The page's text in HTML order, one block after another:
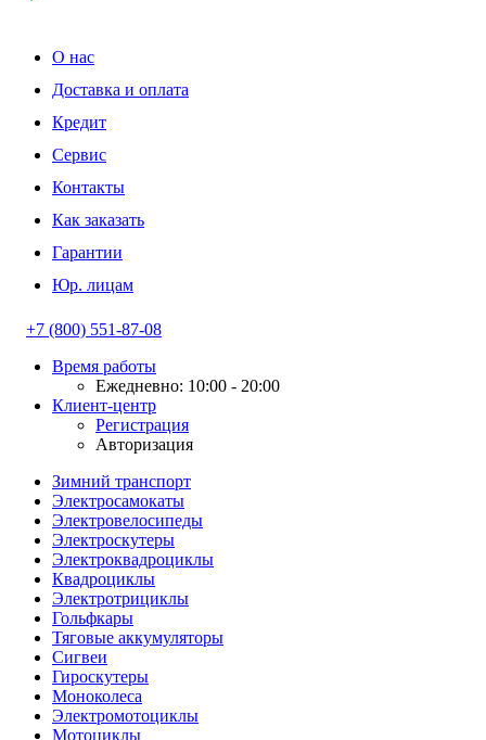
О нас
Доставка и оплата
Кредит
Сервис
Контакты
Как заказать
Гарантии
Юр. лицам
+7 (800) 551-87-08
Время работы
Ежедневно: 10:00 - 20:00
Клиент-центр
Регистрация
Авторизация
Зимний транспорт
Электросамокаты
Электровелосипеды
Электроскутеры
Электроквадроциклы
Квадроциклы
Электротрициклы
Гольфкары
Тяговые аккумуляторы
Сигвеи
Гироскутеры
Моноколеса
Электромотоциклы
Мотоциклы